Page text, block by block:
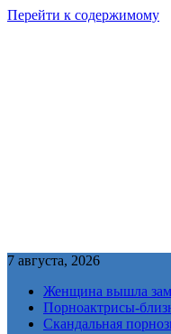
Перейти к содержимому
7 августа, 2026
Женщина вышла
Порноактрисы-
Скандальная